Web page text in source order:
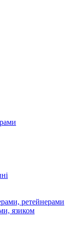
ретейнерами
язиком